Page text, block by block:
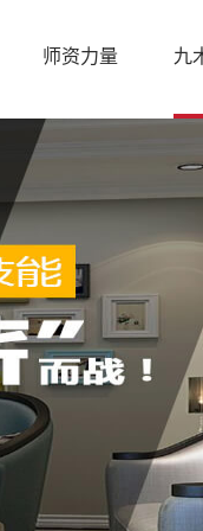
师资力量 九